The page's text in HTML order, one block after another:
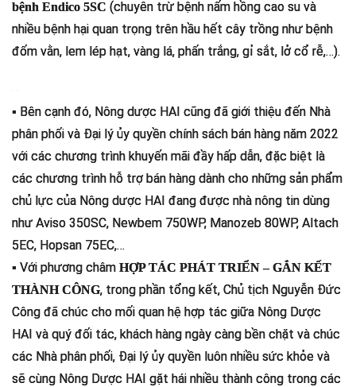
bệnh Endico 5SC (chuyên trừ bệnh nấm hồng cao su và
nhiều bệnh hại quan trọng trên hầu hết cây trồng như bệnh
đốm vằn, lem lép hạt, vàng lá, phấn trắng, gỉ sắt, lở cổ rễ,…).
▪️ Bên cạnh đó, Nông dược HAI cũng đã giới thiệu đến Nhà
phân phối và Đại lý ủy quyền chính sách bán hàng năm 2022
với các chương trình khuyến mãi đầy hấp dẫn, đặc biệt là
các chương trình hỗ trợ bán hàng dành cho những sản phẩm
chủ lực của Nông dược HAI đang được nhà nông tin dùng
như Aviso 350SC, Newbem 750WP, Manozeb 80WP, Altach
5EC, Hopsan 75EC,…
▪️ Với phương châm HỢP TÁC PHÁT TRIỂN – GẮN KẾT
THÀNH CÔNG, trong phần tổng kết, Chủ tịch Nguyễn Đức
Công đã chúc cho mối quan hệ hợp tác giữa Nông Dược
HAI và quý đối tác, khách hàng ngày càng bền chặt và chúc
các Nhà phân phối, Đại lý ủy quyền luôn nhiều sức khỏe và
sẽ cùng Nông Dược HAI gặt hái nhiều thành công trong các